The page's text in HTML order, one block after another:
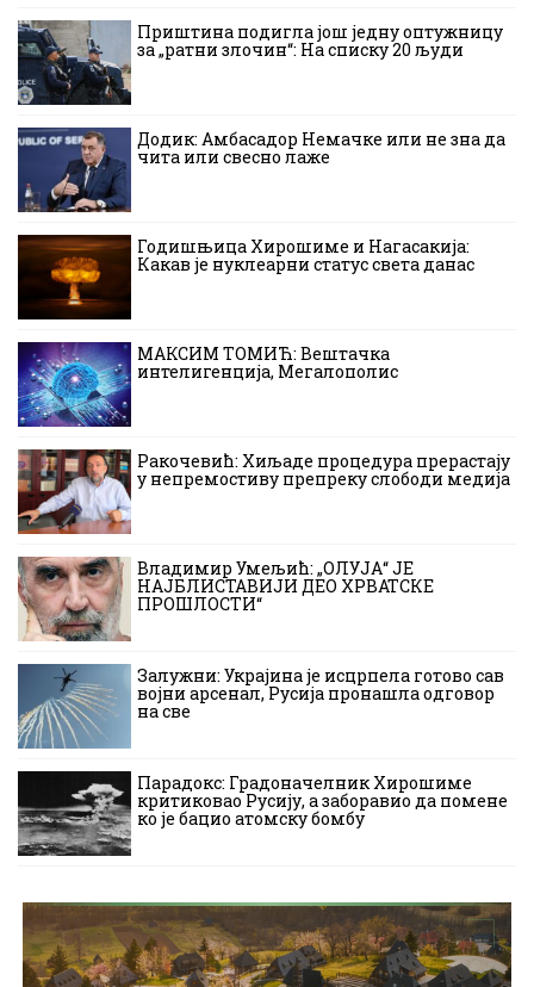
Приштина подигла још једну оптужницу
за „ратни злочин“: На списку 20 људи
Додик: Амбасадор Немачке или не зна да
чита или свесно лаже
Годишњица Хирошиме и Нагасакија:
Какав је нуклеарни статус света данас
МАКСИМ ТОМИЋ: Вештачка
интелигенција, Мегалополис
Ракочевић: Хиљаде процедура прерастају
у непремостиву препреку слободи медија
Владимир Умељић: „ОЛУЈА“ ЈЕ
НАЈБЛИСТАВИЈИ ДЕО ХРВАТСКЕ
ПРОШЛОСТИ“
Залужни: Украјина је исцрпела готово сав
војни арсенал, Русија пронашла одговор
на све
Парадокс: Градоначелник Хирошиме
критиковао Русију, а заборавио да помене
ко је бацио атомску бомбу